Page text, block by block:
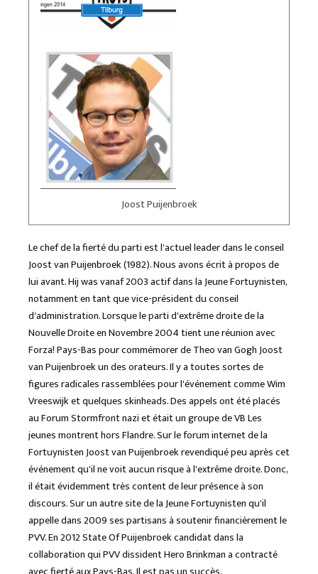
Joost Puijenbroek
Le chef de la fierté du parti est l'actuel leader dans le conseil
Joost van Puijenbroek (1982). Nous avons écrit à propos de
lui avant. Hij was vanaf 2003 actif dans la Jeune Fortuynisten,
notamment en tant que vice-président du conseil
d'administration. Lorsque le parti d'extrême droite de la
Nouvelle Droite en Novembre 2004 tient une réunion avec
Forza! Pays-Bas pour commémorer de Theo van Gogh Joost
van Puijenbroek un des orateurs. Il y a toutes sortes de
figures radicales rassemblées pour l'événement comme Wim
Vreeswijk et quelques skinheads. Des appels ont été placés
au Forum Stormfront nazi et était un groupe de VB Les
jeunes montrent hors Flandre. Sur le forum internet de la
Fortuynisten Joost van Puijenbroek revendiqué peu après cet
événement qu'il ne voit aucun risque à l'extrême droite. Donc,
il était évidemment très content de leur présence à son
discours. Sur un autre site de la Jeune Fortuynisten qu'il
appelle dans 2009 ses partisans à soutenir financièrement le
PVV. En 2012 State Of Puijenbroek candidat dans la
collaboration qui PVV dissident Hero Brinkman a contracté